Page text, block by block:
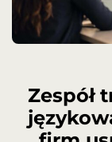
Zespół